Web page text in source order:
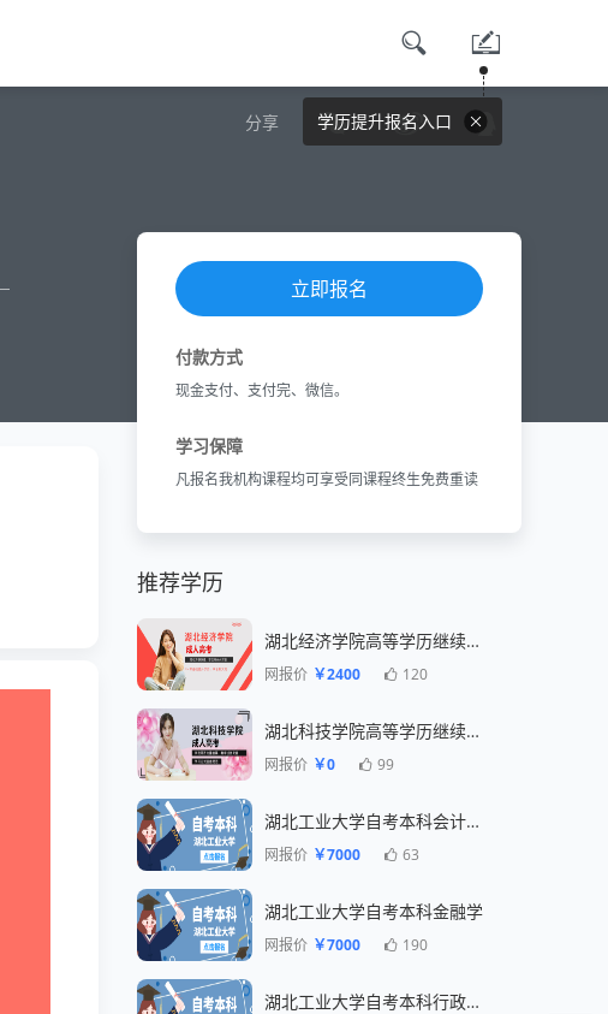
学历提升报名入口
分享
立即报名
付款方式
现金支付、支付完、微信。
学习保障
凡报名我机构课程均可享受同课程终生免费重读
推荐学历
湖北经济学院高等学历继续教育招生简章
网报价 ￥2400 120
湖北科技学院高等学历继续教育招生简章
网报价 ￥0 99
湖北工业大学自考本科会计专业
网报价 ￥7000 63
湖北工业大学自考本科金融学
网报价 ￥7000 190
湖北工业大学自考本科行政管理专业